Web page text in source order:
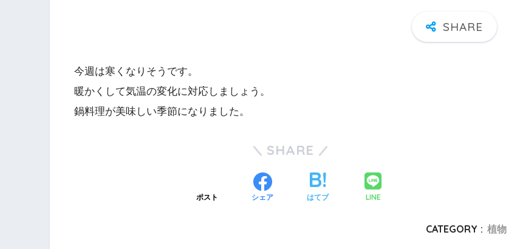
今週は寒くなりそうです。
暖かくして気温の変化に対応しましょう。
鍋料理が美味しい季節になりました。
SHARE
ポスト シェア はてブ LINE
CATEGORY : 植物